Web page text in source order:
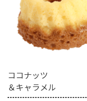
ココナッツ
＆キャラメル